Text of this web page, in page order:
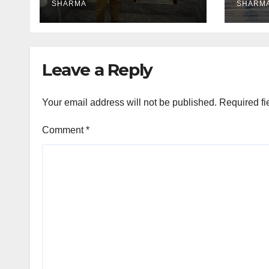
SHARMA
Leave a Reply
Your email address will not be published. Required
Comment*